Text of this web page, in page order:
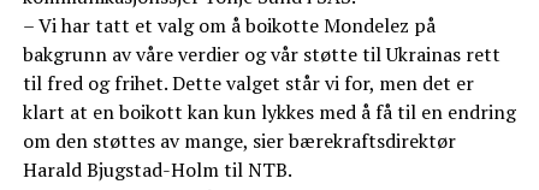
– Vi har tatt et valg om å boikotte Mondelez på
bakgrunn av våre verdier og vår støtte til Ukrainas rett
til fred og frihet. Dette valget står vi for, men det er
klart at en boikott kan kun lykkes med å få til en endring
om den støttes av mange, sier bærekraftsdirektør
Harald Bjugstad-Holm til NTB.